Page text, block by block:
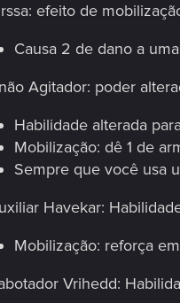
i
n
efeito de
Causa 2 de dano a
Agitador: poder
Habilidade alterada
Mobilização: dê 1 de
Sempre que você usa
Havekar:
Mobilização: reforça
Vrihedd: